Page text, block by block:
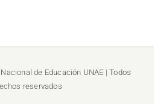
de Educación UNAE | Todos
reservados